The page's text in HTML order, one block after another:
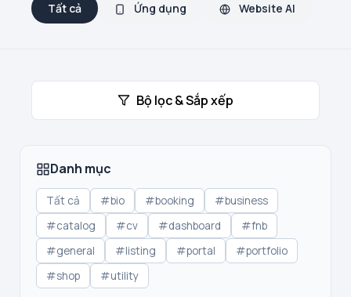
Tất cả Ứng dụng Website AI
Bộ lọc & Sắp xếp
Danh mục
Tất cả #bio #booking
#business
#catalog
#cv #dashboard
#fnb
#general
#listing #portal
#portfolio
#shop
#utility